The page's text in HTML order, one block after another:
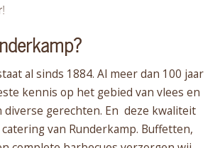
al sinds 1884. Al meer dan 100 jaar
kennis op het gebied van vlees en
diverse gerechten. En deze kwaliteit
van Runderkamp. Buffetten,